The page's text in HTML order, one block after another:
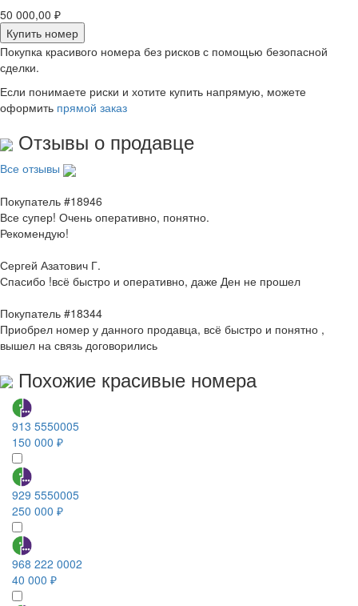
50 000,00 ₽
Купить номер
Покупка красивого номера без рисков с помощью безопасной
сделки.
Если понимаете риски и хотите купить напрямую, можете
оформить прямой заказ
Отзывы о продавце
Все отзывы
Покупатель #18946
Все супер! Очень оперативно, понятно.
Рекомендую!
Сергей Азатович Г.
Спасибо !всё быстро и оперативно, даже Ден не прошел
Покупатель #18344
Приобрел номер у данного продавца, всё быстро и понятно ,
вышел на связь договорились
Похожие красивые номера
913 5550005
150 000 ₽
929 5550005
250 000 ₽
968 222 0002
40 000 ₽